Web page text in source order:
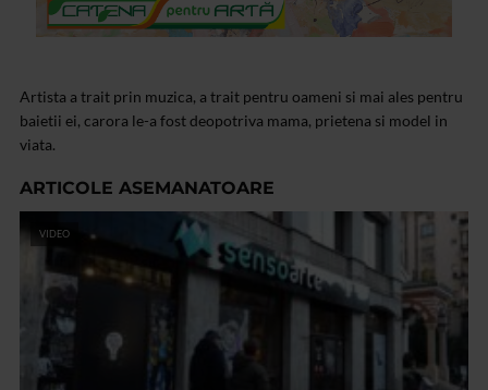
Artista a trait prin muzica, a trait pentru oameni si mai ales pentru
baietii ei, carora le-a fost deopotriva mama, prietena si model in
viata.
ARTICOLE ASEMANATOARE
VIDEO